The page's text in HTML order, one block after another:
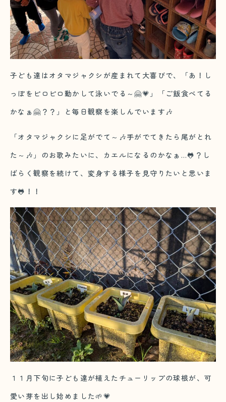
子ども達はオタマジャクシが産まれて大喜びで、「あ！し
っぽをピロピロ動かして泳いでる～🤗💗」「ご飯食べてる
かなぁ🤗？？」と毎日観察を楽しんでいます🎶
「オタマジャクシに足がでて～🎶手がでてきたら尾がとれ
た～🎶」のお歌みたいに、カエルになるのかなぁ…🐸？し
ばらく観察を続けて、変身する様子を見守りたいと思いま
す🐸！！
１１月下旬に子ども達が植えたチューリップの球根が、可
愛い芽を出し始めました🌱💗